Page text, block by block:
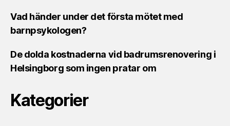
Vad händer under det första mötet med
barnpsykologen?
De dolda kostnaderna vid badrumsrenovering i
Helsingborg som ingen pratar om
Kategorier